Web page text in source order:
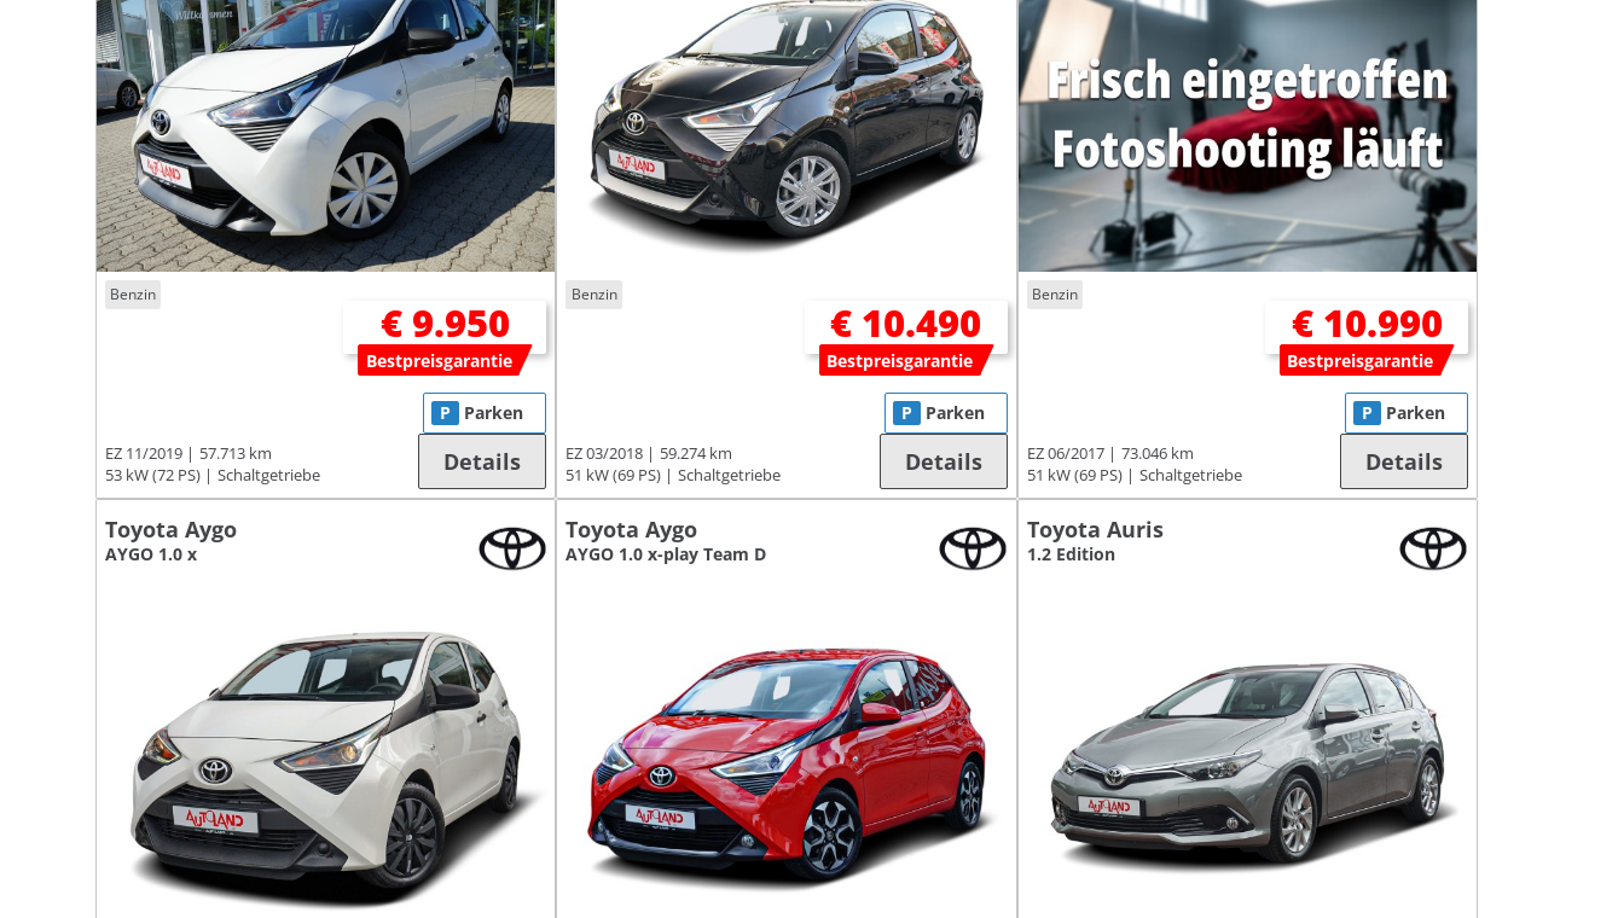
Benzin
€ 9.950
Bestpreisgarantie
EZ 11/2019
57.713 km
53 kW (72 PS)
Schaltgetriebe
P Parken
Details
Benzin
€ 10.490
Bestpreisgarantie
EZ 03/2018
59.274 km
51 kW (69 PS)
Schaltgetriebe
P Parken
Details
Benzin
€ 10.990
Bestpreisgarantie
EZ 06/2017
73.046 km
51 kW (69 PS)
Schaltgetriebe
P Parken
Details
Toyota Aygo
AYGO 1.0 x
Toyota Aygo
AYGO 1.0 x-play Team D
Toyota Auris
1.2 Edition